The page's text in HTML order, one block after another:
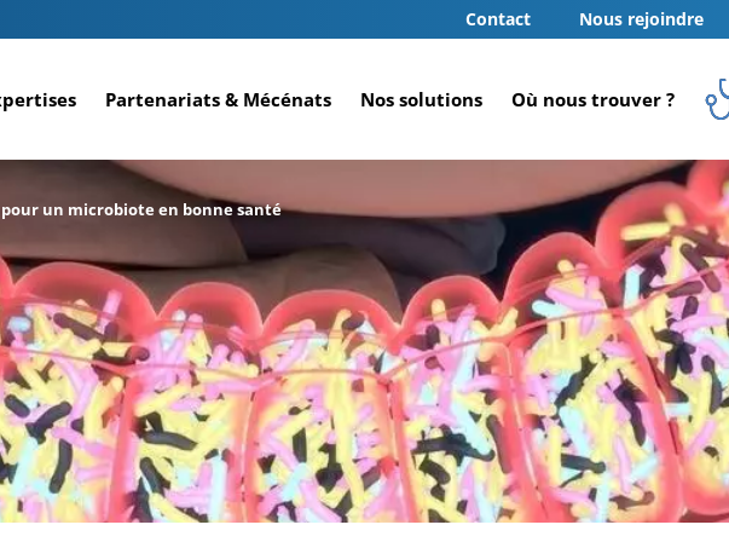
Contact Nous rejoindre
Partenariats & Mécénats Nos solutions
Où nous trouver ?
pour un microbiote en bonne santé